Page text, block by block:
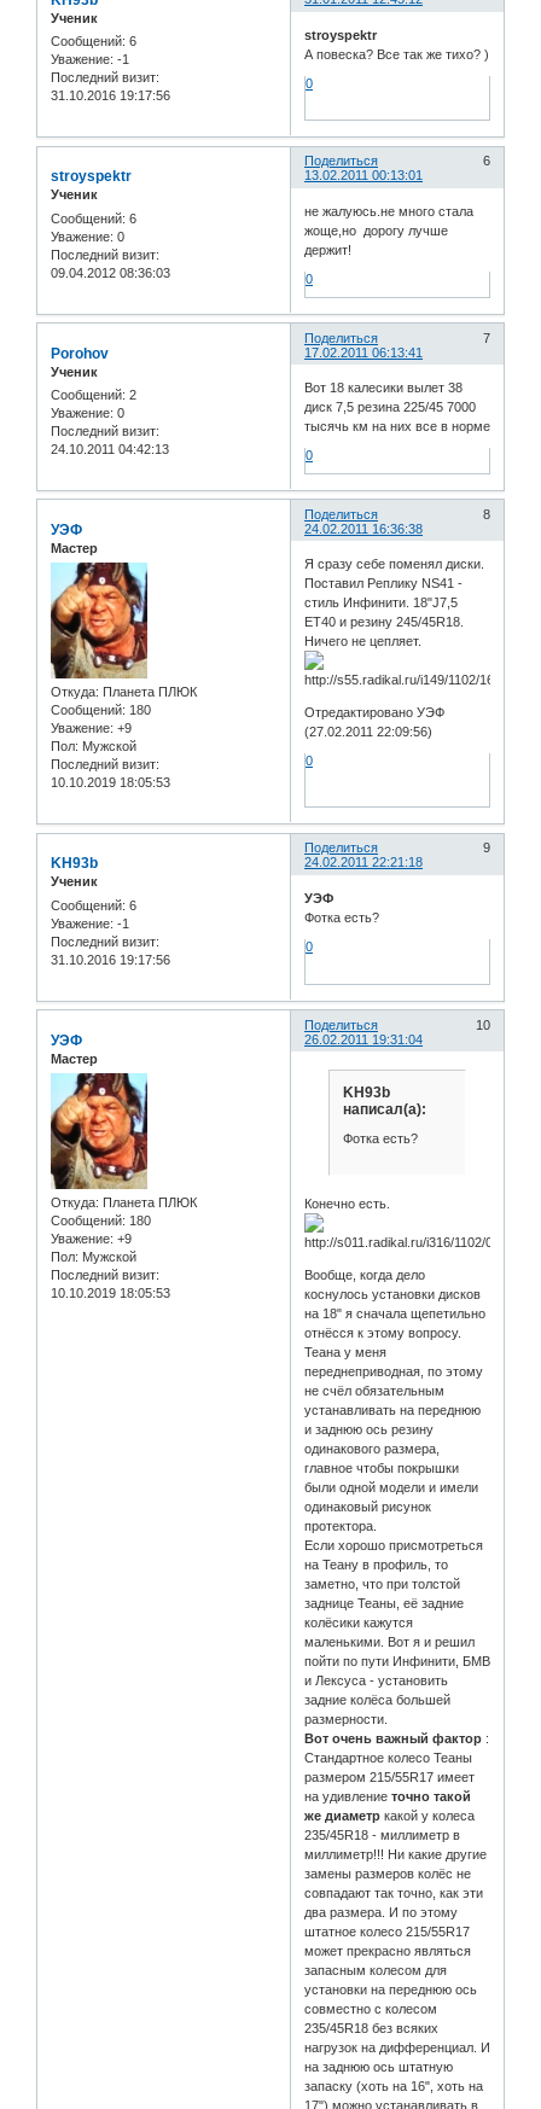
Ученик
Сообщений: 6
Уважение: -1
Последний визит:
31.10.2016 19:17:56
stroyspektr
А повеска? Все так же тихо? )
0
Поделиться
6
13.02.2011 00:13:01
stroyspektr
Ученик
Сообщений: 6
Уважение: 0
Последний визит:
09.04.2012 08:36:03
не жалуюсь.не много стала
жоще,но дорогу лучше
держит!
0
Поделиться
7
17.02.2011 06:13:41
Porohov
Ученик
Сообщений: 2
Уважение: 0
Последний визит:
24.10.2011 04:42:13
Вот 18 калесики вылет 38
диск 7,5 резина 225/45 7000
тысячь км на них все в норме
0
Поделиться
8
24.02.2011 16:36:38
УЭФ
Мастер
Откуда: Планета ПЛЮК
Сообщений: 180
Уважение: +9
Пол: Мужской
Последний визит:
10.10.2019 18:05:53
Я сразу себе поменял диски.
Поставил Реплику NS41 -
стиль Инфинити. 18"J7,5
ЕТ40 и резину 245/45R18.
Ничего не цепляет.
Отредактировано УЭФ
(27.02.2011 22:09:56)
0
Поделиться
9
24.02.2011 22:21:18
KH93b
Ученик
Сообщений: 6
Уважение: -1
Последний визит:
31.10.2016 19:17:56
УЭФ
Фотка есть?
0
Поделиться
10
26.02.2011 19:31:04
УЭФ
Мастер
Откуда: Планета ПЛЮК
Сообщений: 180
Уважение: +9
Пол: Мужской
Последний визит:
10.10.2019 18:05:53
KH93b
написал(а):
Фотка есть?
Конечно есть.
Вообще, когда дело
коснулось установки дисков
на 18" я сначала щепетильно
отнёсся к этому вопросу.
Теана у меня
переднеприводная, по этому
не счёл обязательным
устанавливать на переднюю
и заднюю ось резину
одинакового размера,
главное чтобы покрышки
были одной модели и имели
одинаковый рисунок
протектора.
Если хорошо присмотреться
на Теану в профиль, то
заметно, что при толстой
заднице Теаны, её задние
колёсики кажутся
маленькими. Вот я и решил
пойти по пути Инфинити, БМВ
и Лексуса - установить
задние колёса большей
размерности.
Вот очень важный фактор :
Стандартное колесо Теаны
размером 215/55R17 имеет
на удивлениеточно такой
же диаметр какой у колеса
235/45R18 - миллиметр в
миллиметр!!! Ни какие другие
замены размеров колёс не
совпадают так точно, как эти
два размера. И по этому
штатное колесо 215/55R17
может прекрасно являться
запасным колесом для
установки на переднюю ось
совместно с колесом
235/45R18 без всяких
нагрузок на дифференциал. И
на заднюю ось штатную
запаску (хоть на 16", хоть на
17") можно устанавливать в